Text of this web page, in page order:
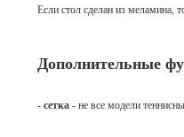
Если стол сделан из меламина,
Дополнительные
- сетка - не все модели